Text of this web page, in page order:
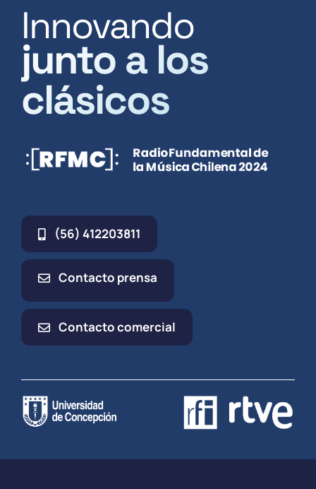
Innovando
junto a los
clásicos
(56) 412203811
Contacto prensa
Contacto comercial